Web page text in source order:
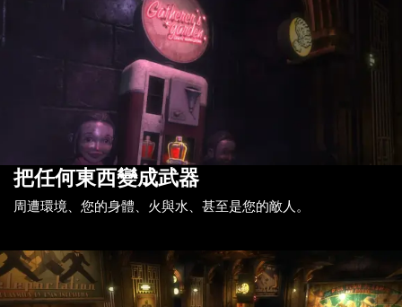
把任何東西變成武器
周遭環境、您的身體、火與水、甚至是您的敵人。